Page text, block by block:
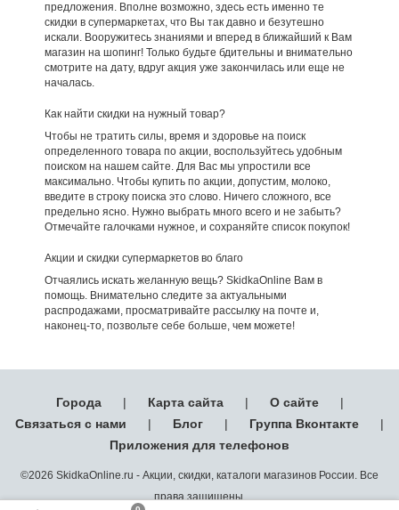
предложения. Вполне возможно, здесь есть именно те
скидки в супермаркетах, что Вы так давно и безутешно
искали. Вооружитесь знаниями и вперед в ближайший к Вам
магазин на шопинг! Только будьте бдительны и внимательно
смотрите на дату, вдруг акция уже закончилась или еще не
началась.
Как найти скидки на нужный товар?
Чтобы не тратить силы, время и здоровье на поиск
определенного товара по акции, воспользуйтесь удобным
поиском на нашем сайте. Для Вас мы упростили все
максимально. Чтобы купить по акции, допустим, молоко,
введите в строку поиска это слово. Ничего сложного, все
предельно ясно. Нужно выбрать много всего и не забыть?
Отмечайте галочками нужное, и сохраняйте список покупок!
Акции и скидки супермаркетов во благо
Отчаялись искать желанную вещь? SkidkaOnline Вам в
помощь. Внимательно следите за актуальными
распродажами, просматривайте рассылку на почте и,
наконец-то, позвольте себе больше, чем можете!
Города | Карта сайта | О сайте
|
Связаться с нами
| Блог | Группа Вконтакте
|
Приложения для телефонов
©2026 SkidkaOnline.ru - Акции, скидки, каталоги магазинов России. Все
права защищены.